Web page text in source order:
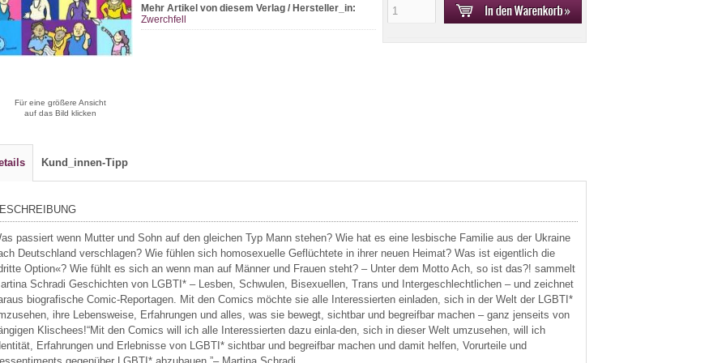
Für eine größere Ansicht
auf das Bild klicken
Mehr Artikel von diesem Verlag / Hersteller_in:
Zwerchfell
Kund_innen-Tipp
passiert wenn Mutter und Sohn auf den gleichen Typ Mann stehen? Wie hat es eine lesbische Familie aus der Ukraine
Deutschland verschlagen? Wie fühlen sich homosexuelle Geflüchtete in ihrer neuen Heimat? Was ist eigentlich die
Option«? Wie fühlt es sich an wenn man auf Männer und Frauen steht? – Unter dem Motto Ach, so ist das?! sammelt
Schradi Geschichten von LGBTI* – Lesben, Schwulen, Bisexuellen, Trans und Intergeschlechtlichen – und zeichnet
biografische Comic-Reportagen. Mit den Comics möchte sie alle Interessierten einladen, sich in der Welt der LGBTI*
ihre Lebensweise, Erfahrungen und alles, was sie bewegt, sichtbar und begreifbar machen – ganz jenseits von
Klischees!“Mit den Comics will ich alle Interessierten dazu einla-den, sich in dieser Welt umzusehen, will ich
Erfahrungen und Erlebnisse von LGBTI* sichtbar und begreifbar machen und damit helfen, Vorurteile und